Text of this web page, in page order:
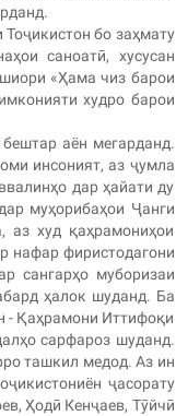
бо заҳмату
саноатӣ, хусусан
«Ҳама чиз барои
худро барои
аён мегарданд.
инсоният, аз ҷумла
дар ҳайати ду
муҳорибаҳои Ҷанги
аз худ қаҳрамониҳои
нафар фиристодагони
сангарҳо муборизаи
ҳалок шуданд. Ба
- Қаҳрамони Иттифоқи
сарфароз шуданд.
ташкил медод. Аз ин
ҷасорату
Ҳодӣ Кенҷаев, Тӯйчӣ